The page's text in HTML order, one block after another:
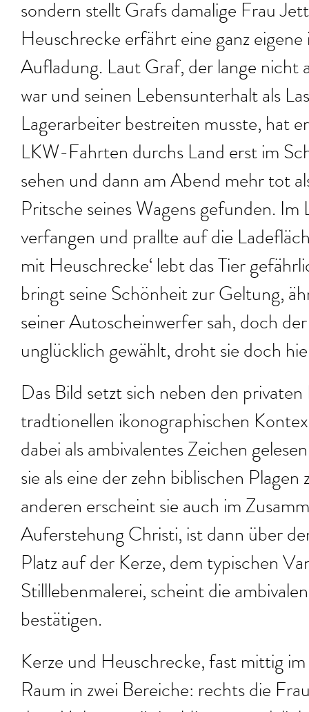
sondern stellt Grafs damalige Frau
Heuschrecke erfährt eine ganz
Aufladung. Laut Graf, der lange nicht
war und seinen Lebensunterhalt als
Lagerarbeiter bestreiten musste, hat
LKW-Fahrten durchs Land erst im
sehen und dann am Abend mehr tot
Pritsche seines Wagens gefunden.
verfangen und prallte auf die
mit Heuschrecke‘ lebt das Tier
bringt seine Schönheit zur Geltung,
seiner Autoscheinwerfer sah, doch
unglücklich gewählt, droht sie doch
Das Bild setzt sich neben den
tradtionellen ikonographischen
dabei als ambivalentes Zeichen
sie als eine der zehn biblischen
anderen erscheint sie auch im
Auferstehung Christi, ist dann über
Platz auf der Kerze, dem typischen
Stilllebenmalerei, scheint die
bestätigen.
Kerze und Heuschrecke, fast mittig
Raum in zwei Bereiche: rechts die